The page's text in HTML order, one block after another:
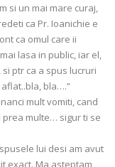
si un mai mare curaj,
ca Pr. Ioanichie e
ca omul care ii
lasa in public, iar el,
ptr ca a spus lucruri
bla….”
mult vomiti, cand
prea multe… sigur ti se
lui desi am avut
exact. Ma asteptam